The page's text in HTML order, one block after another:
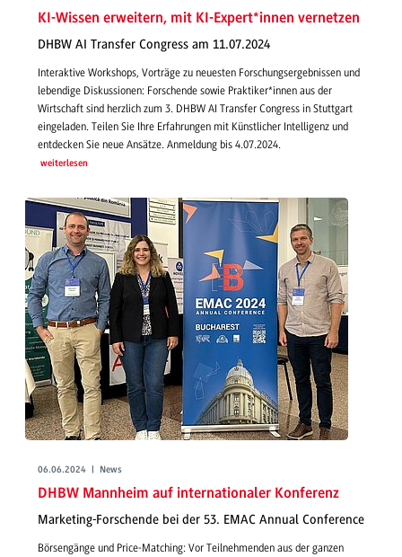
KI-Wissen erweitern, mit KI-Expert*innen vernetzen
DHBW AI Transfer Congress am 11.07.2024
Interaktive Workshops, Vorträge zu neuesten Forschungsergebnissen und
lebendige Diskussionen: Forschende sowie Praktiker*innen aus der
Wirtschaft sind herzlich zum 3. DHBW AI Transfer Congress in Stuttgart
eingeladen. Teilen Sie Ihre Erfahrungen mit Künstlicher Intelligenz und
entdecken Sie neue Ansätze. Anmeldung bis 4.07.2024.
weiterlesen
06.06.2024 | News
DHBW Mannheim auf internationaler Konferenz
Marketing-Forschende bei der 53. EMAC Annual Conference
Börsengänge und Price-Matching: Vor Teilnehmenden aus der ganzen